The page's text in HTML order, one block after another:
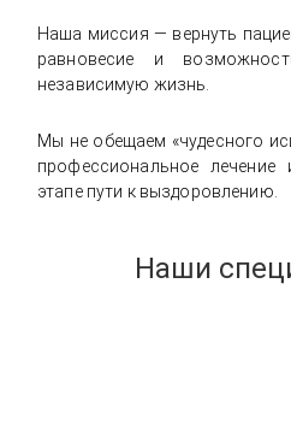
Наша миссия — вернуть
равновесие и
независимую жизнь.
Мы не обещаем «чудесного
профессиональное
этапе пути к выздоровлению.
Наши